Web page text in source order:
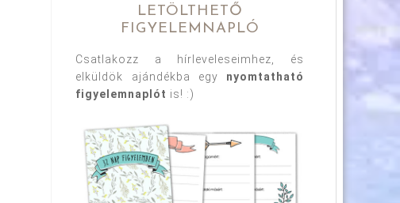
LETÖLTHETŐ
FIGYELEMNAPLÓ
Csatlakozz a hírleveleseimhez, és
elküldök ajándékba egy nyomtatható
figyelemnaplót is! :)